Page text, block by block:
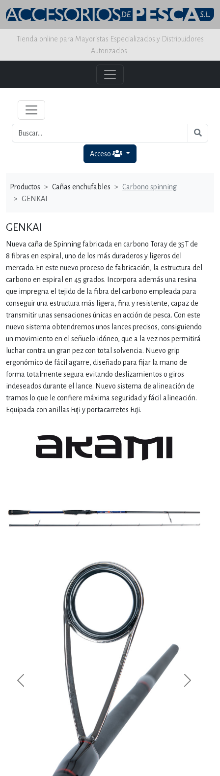
Tienda online para Mayoristas Especializados y Distribuidores
Autorizados.
Acceso
Productos Cañas enchufables
Carbono spinning
GENKAI
GENKAI
Nueva caña de Spinning fabricada en carbono Toray de 35T de
8 fibras en espiral, uno de los más duraderos y ligeros del
mercado. En este nuevo proceso de fabricación, la estructura del
carbono en espiral en 45 grados. Incorpora además una resina
que impregna el tejido de la fibra del carbono empleada para
conseguir una estructura más ligera, fina y resistente, capaz de
transmitir unas sensaciones únicas en acción de pesca. Con este
nuevo sistema obtendremos unos lances precisos, consiguiendo
un movimiento en el señuelo idóneo, que a la vez nos permitirá
luchar contra un gran pez con total solvencia. Nuevo grip
ergonómico de fácil agarre, diseñado para fijar la mano de
forma totalmente segura evitando deslizamientos o giros
indeseados durante el lance. Nuevo sistema de alineación de
tramos lo que le confiere máxima seguridad y fácil alineación.
Equipada con anillas Fuji y portacarretes Fuji.
Previous Next